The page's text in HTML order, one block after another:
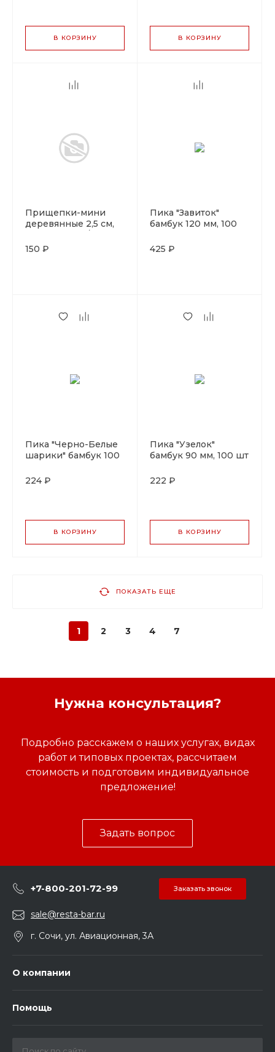
В КОРЗИНУ В КОРЗИНУ
Прищепки-мини
деревянные 2,5 см,
150 ₽
Пика "Завиток"
бамбук 120 мм, 100
425 ₽
Пика "Черно-Белые
шарики" бамбук 100
224 ₽
В КОРЗИНУ
Пика "Узелок"
бамбук 90 мм, 100 шт
222 ₽
В КОРЗИНУ
ПОКАЗАТЬ ЕЩЕ
1 2 3 4 7
Нужна консультация?
Подробно расскажем о наших услугах, видах
работ и типовых проектах, рассчитаем
стоимость и подготовим индивидуальное
предложение!
Задать вопрос
+7-800-201-72-99 Заказать звонок
sale@resta-bar.ru
г. Сочи, ул. Авиационная, 3А
О компании
Помощь